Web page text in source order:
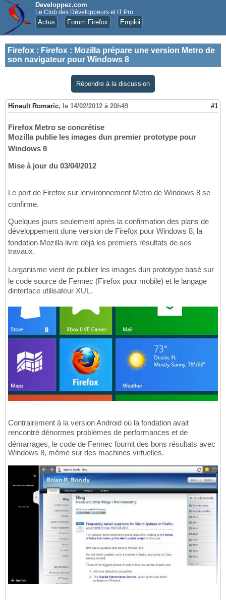
Developpez.com
Le Club des Développeurs et IT Pro
Actus Forum Firefox Emploi
Firefox : Firefox : Mozilla prépare une version Metro de
son navigateur pour Windows 8
Répondre à la discussion
Hinault Romaric, le 14/02/2012 à 20h49 #1
Firefox Metro se concrétise
Mozilla publie les images dun premier prototype pour
Windows 8
Mise à jour du 03/04/2012
Le port de Firefox sur lenvironnement Metro de Windows 8 se
confirme.
Quelques jours seulement après la confirmation des plans de
développement dune version de Firefox pour Windows 8, la
fondation Mozilla livre déjà les premiers résultats de ses
travaux.
Lorganisme vient de publier les images dun prototype basé sur
le code source de Fennec (Firefox pour mobile) et le langage
dinterface utilisateur XUL.
Contrairement à la version Android où la fondation avait
rencontré dénormes problèmes de performances et de
démarrages, le code de Fennec fournit des bons résultats avec
Windows 8, même sur des machines virtuelles.